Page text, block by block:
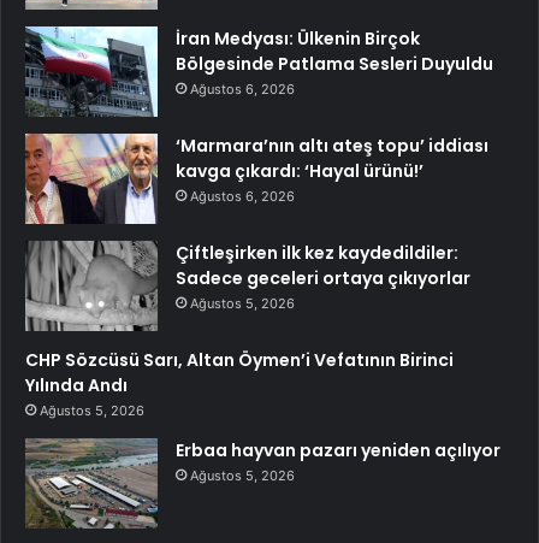
İran Medyası: Ülkenin Birçok
Bölgesinde Patlama Sesleri Duyuldu
Ağustos 6, 2026
‘Marmara’nın altı ateş topu’ iddiası
kavga çıkardı: ‘Hayal ürünü!’
Ağustos 6, 2026
Çiftleşirken ilk kez kaydedildiler:
Sadece geceleri ortaya çıkıyorlar
Ağustos 5, 2026
CHP Sözcüsü Sarı, Altan Öymen’i Vefatının Birinci
Yılında Andı
Ağustos 5, 2026
Erbaa hayvan pazarı yeniden açılıyor
Ağustos 5, 2026